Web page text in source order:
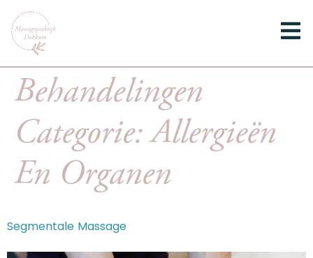
Behandelingen
Categorie:Allergieën
En Organen
Segmentale Massage